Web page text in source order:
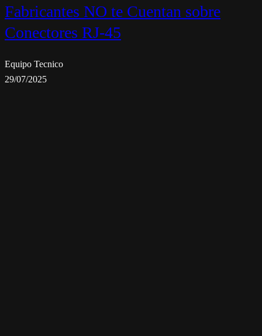
Fabricantes NO te Cuentan sobre
Conectores RJ-45
Equipo Tecnico
29/07/2025